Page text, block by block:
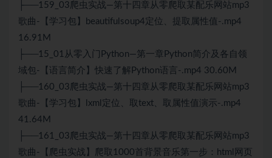
├──159_03爬虫实战—第十四章从零爬取某配乐网站mp3
歌曲-【学习包】beautifulsoup4定位、提取属性值-.mp4
16.91M
├──15_01从零入门Python—第一章Python简介及各自领
域包-【语言简介】快速了解Python语言-.mp4 30.60M
├──160_03爬虫实战—第十四章从零爬取某配乐网站mp3
歌曲-【学习包】lxml定位、取text、取属性值演示-.mp4
41.64M
├──161_03爬虫实战—第十四章从零爬取某配乐网站mp3
歌曲-【爬虫实战】爬取1000首背景音乐第一步：html网页